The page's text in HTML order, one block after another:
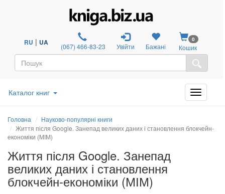
RU | UA (067) 466-83-23 Увійти Бажані
0
Кошик
Каталог книг
Головна
Науково-популярні книги
Життя після Google. Занепад великих даних і становлення блокчейн-
економіки (МІМ)
Життя після Google. Занепад
великих даних і становлення
блокчейн-економіки (МІМ)